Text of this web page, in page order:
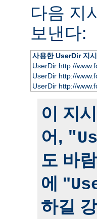
다음 지
보낸다:
사용한 UserDir 지시
UserDir http://
UserDir http://
UserDir http://
이 지
어,
도 바
에 "
하길